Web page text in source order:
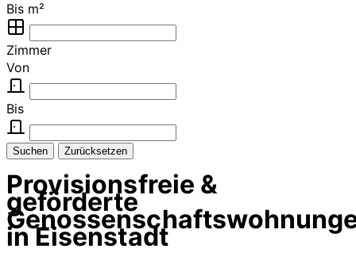
Bis m²
Zimmer
Von
Bis
Suchen Zurücksetzen
Provisionsfreie &
geförderte
in Eisenstadt